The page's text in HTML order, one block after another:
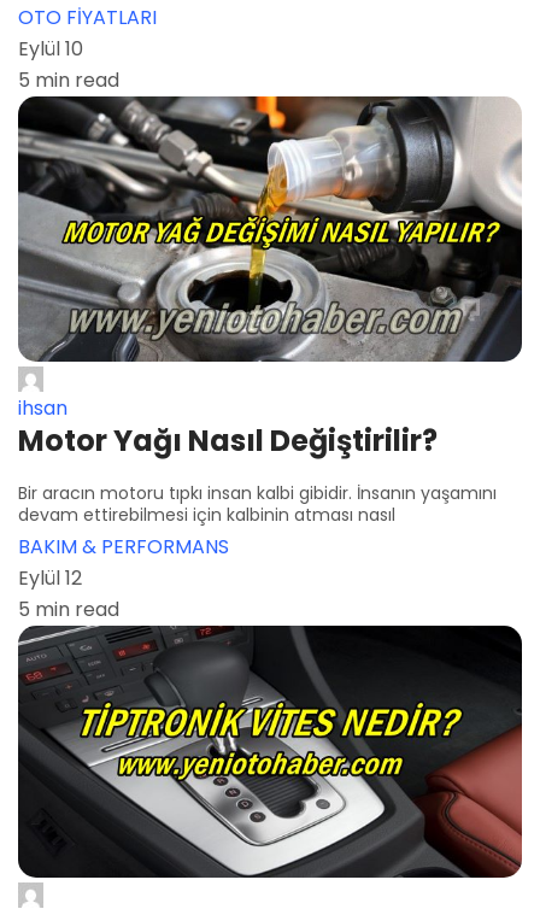
OTO FİYATLARI
Eylül 10
5 min read
ihsan
Motor Yağı Nasıl Değiştirilir?
Bir aracın motoru tıpkı insan kalbi gibidir. İnsanın yaşamını
devam ettirebilmesi için kalbinin atması nasıl
BAKIM & PERFORMANS
Eylül 12
5 min read